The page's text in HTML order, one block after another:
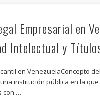
Empresarial en
Intelectual y
en VenezuelaConcepto
institución pública en la
con …